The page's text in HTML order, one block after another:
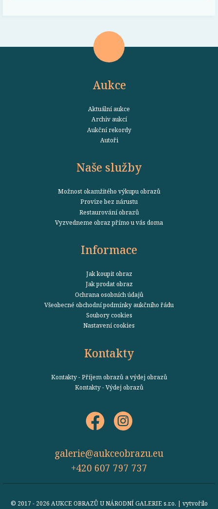
Aukce
Aktuální aukce
Archiv aukcí
Aukční rekordy
Autoři
Naše služby
Možnost okamžitého výkupu obrazů
Provize bez nárustu
Restaurování obrazů
Vyzvedneme obraz přímo u vás doma
Informace
Jak koupit obraz
Jak prodat obraz
Ochrana osobních údajů
Všeobecné obchodní podmínky aukčního řádu
Soubory cookies
Nastavení cookies
Kontakty
Kontakty - Příjem obrazů a výdej obrazů
Kontakty - Výdej obrazů
galerie@aukceobrazu.eu
+420 607 797 737
© 2017 - 2026 AUKCE OBRAZŮ U NÁRODNÍ GALERIE s.r.o. | vytvořilo